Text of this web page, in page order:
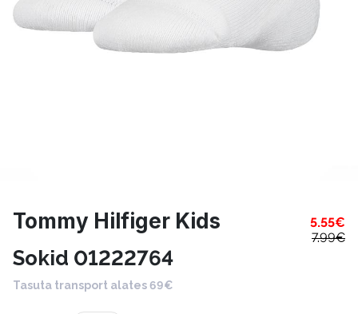
Tommy Hilfiger Kids 5.55€
7.99€
Sokid 01222764
Tasuta transport alates 69€